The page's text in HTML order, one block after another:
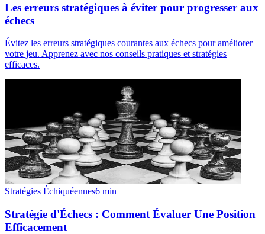
Les erreurs stratégiques à éviter pour progresser aux
échecs
Évitez les erreurs stratégiques courantes aux échecs pour améliorer
votre jeu. Apprenez avec nos conseils pratiques et stratégies
efficaces.
Stratégies Échiquéennes6 min
Stratégie d'Échecs : Comment Évaluer Une Position
Efficacement